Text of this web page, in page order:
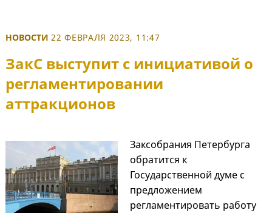
НОВОСТИ 22 ФЕВРАЛЯ 2023, 11:47
ЗакС выступит с инициативой о
регламентировании
аттракционов
Заксобрания Петербурга
обратится к
Государственной думе с
предложением
регламентировать работу